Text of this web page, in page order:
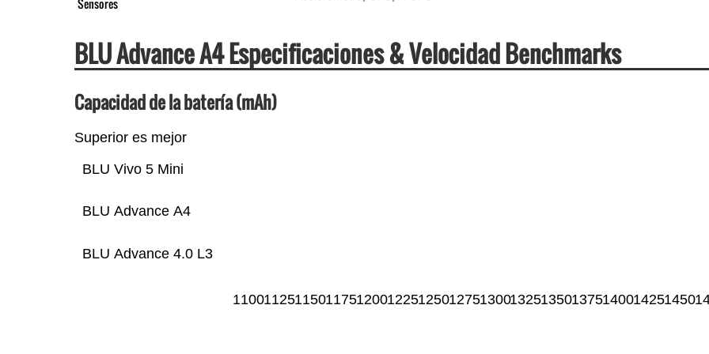
Sensores
BLU Advance A4 Especificaciones & Velocidad Benchmarks
Capacidad de la batería (mAh)
Superior es mejor
BLU Advance 4.0 L3
BLU Advance A4
BLU Vivo 5 Mini
110011251150117512001225125012751300132513501375140014251450